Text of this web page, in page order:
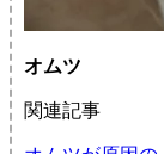
オムツ
関連記事